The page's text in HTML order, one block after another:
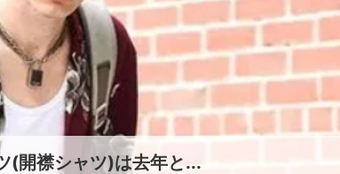
(開襟シャツ)は去年と...